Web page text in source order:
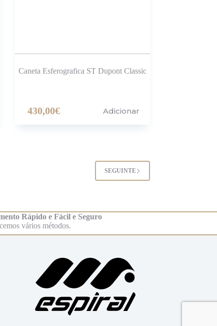
Caneta Esferografica ST Dupont Classic
430,00€ Adicionar
SEGUINTE
Rápido e Fácil e Seguro
vários métodos.